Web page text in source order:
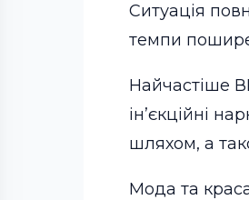
Ситуація
темпи
Найчастіше
ін’єкційні
шляхом, а
Мода та